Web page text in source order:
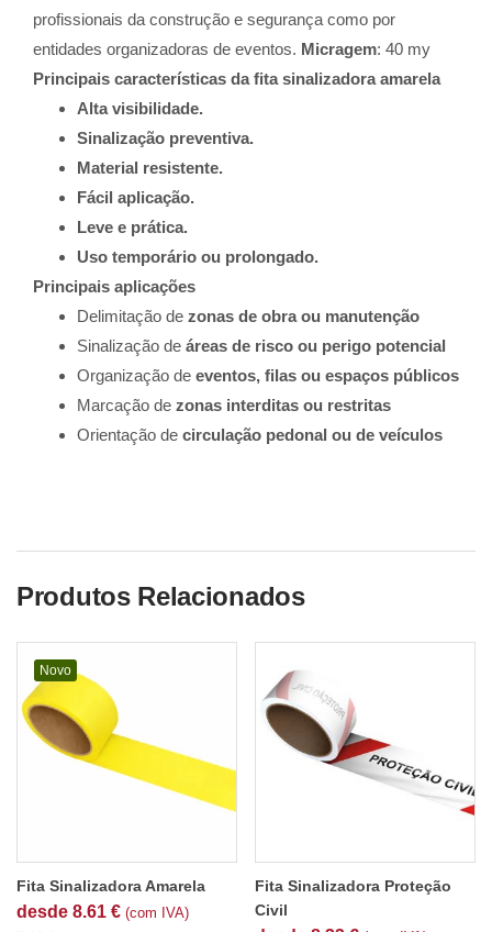
profissionais da construção e segurança como por
entidades organizadoras de eventos. Micragem: 40 my
Principais características da fita sinalizadora amarela
Alta visibilidade.
Sinalização preventiva.
Material resistente.
Fácil aplicação.
Leve e prática.
Uso temporário ou prolongado.
Principais aplicações
Delimitação de zonas de obra ou manutenção
Sinalização de áreas de risco ou perigo potencial
Organização de eventos, filas ou espaços públicos
Marcação de zonas interditas ou restritas
Orientação de circulação pedonal ou de veículos
Produtos Relacionados
Novo
Fita Sinalizadora Amarela
desde 8.61 € (com IVA)
Fita Sinalizadora Proteção
Civil